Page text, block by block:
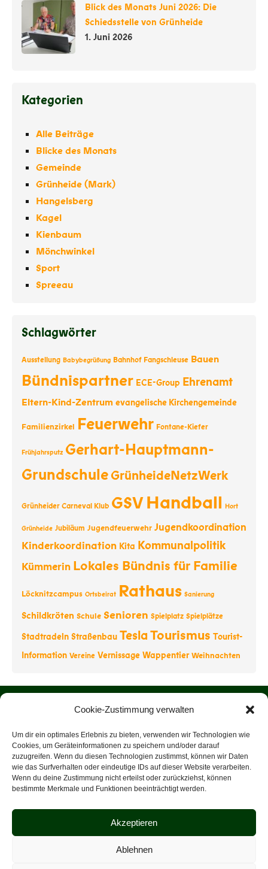
Cookie-Zustimmung verwalten
Um dir ein optimales Erlebnis zu bieten, verwenden wir Technologien wie
Cookies, um Geräteinformationen zu speichern und/oder darauf
zuzugreifen. Wenn du diesen Technologien zustimmst, können wir Daten
wie das Surfverhalten oder eindeutige IDs auf dieser Website verarbeiten.
Wenn du deine Zustimmung nicht erteilst oder zurückziehst, können
bestimmte Merkmale und Funktionen beeinträchtigt werden.
Akzeptieren
Ablehnen
Blick des Monats Juni 2026: Die
Schiedsstelle von Grünheide
1. Juni 2026
Kategorien
Alle Beiträge
Blicke des Monats
Gemeinde
Grünheide (Mark)
Hangelsberg
Kagel
Kienbaum
Mönchwinkel
Sport
Spreeau
Schlagwörter
Ausstellung Babybegrüßung Bahnhof Fangschleuse Bauen
Bündnispartner ECE-Group Ehrenamt
Eltern-Kind-Zentrum evangelische Kirchengemeinde
Familienzirkel Feuerwehr Fontane-Kiefer
Frühjahrsputz Gerhart-Hauptmann-
GrundschuleGrünheideNetzWerk
Grünheider Carneval Klub GSVHandball Hort
Grünheide Jubiläum Jugendfeuerwehr Jugendkoordination
Kinderkoordination Kita Kommunalpolitik
Kümmerin Lokales Bündnis für Familie
Löcknitzcampus Ortsbeirat Rathaus Sanierung
Schildkröten Schule Senioren Spielplatz Spielplätze
Stadtradeln Straßenbau TeslaTourismus Tourist-
Information Vereine Vernissage Wappentier Weihnachten
Über uns
Rathaus
Tourist-Information
Veranstaltungen
Datenschutz